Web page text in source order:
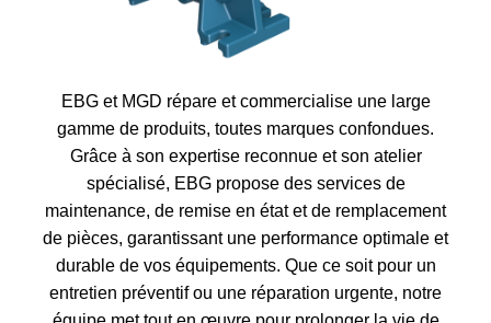
EBG et MGD répare et commercialise une large
gamme de produits, toutes marques confondues.
Grâce à son expertise reconnue et son atelier
spécialisé, EBG propose des services de
maintenance, de remise en état et de remplacement
de pièces, garantissant une performance optimale et
durable de vos équipements. Que ce soit pour un
entretien préventif ou une réparation urgente, notre